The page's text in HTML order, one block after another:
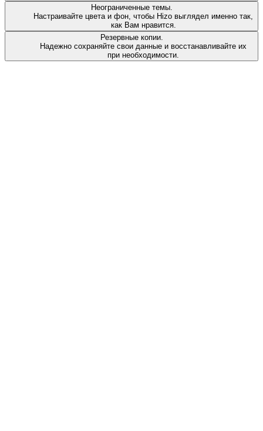
Неограниченные темы.
Настраивайте цвета и фон, чтобы Hizo выглядел именно так,
как Вам нравится.
Резервные копии.
Надежно сохраняйте свои данные и восстанавливайте их
при необходимости.